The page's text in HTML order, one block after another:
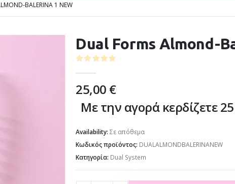
BALERINA 1 NEW
Dual Forms Almond-
25,00 €
Με την αγορά κερδίζετε
Availability: Σε απόθεμα
Κωδικός προϊόντος: DUALALMONDBALERINANEW
Κατηγορία: Dual System